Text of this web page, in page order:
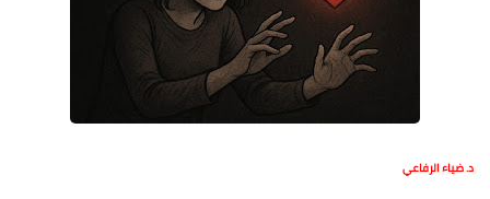
د. ضياء الرفاعي